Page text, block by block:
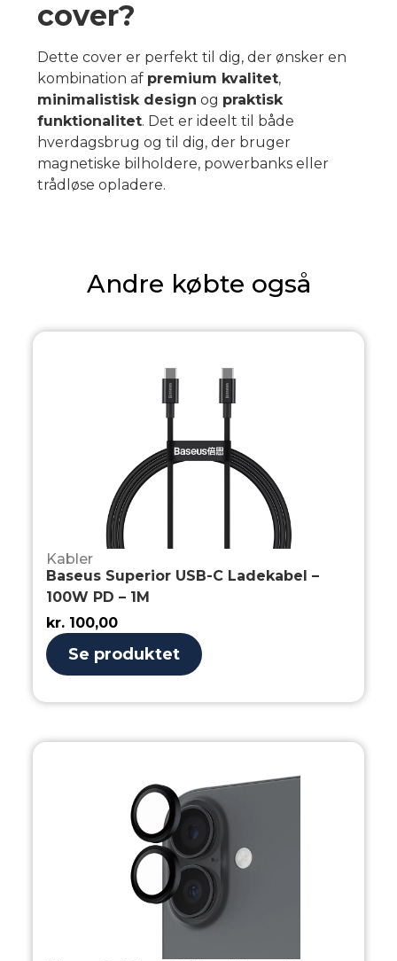
cover?
Dette cover er perfekt til dig, der ønsker en
kombination af premium kvalitet,
minimalistisk design og praktisk
funktionalitet. Det er ideelt til både
hverdagsbrug og til dig, der bruger
magnetiske bilholdere, powerbanks eller
trådløse opladere.
Andre købte også
Kabler
Baseus Superior USB-C Ladekabel –
100W PD – 1M
kr. 100,00
Se produktet